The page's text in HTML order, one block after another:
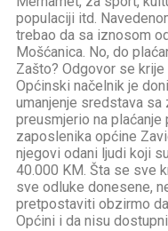
populaciji itd.
trebao da sa iznosom
Mošćanica. No, do
Zašto? Odgovor se
Općinski načelnik je
umanjenje sredstava
preusmjerio na
zaposlenika općine
njegovi odani ljudi koji
40.000 KM. Šta se sve
sve odluke donesene,
pretpostaviti obzirmo
Općini i da nisu